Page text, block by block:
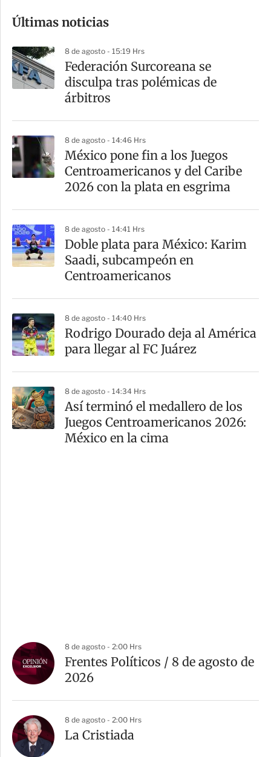
m
a
r
t
Últimas noticias
8 de agosto - 15:19 Hrs
Federación Surcoreana se
disculpa tras polémicas de
árbitros
8 de agosto - 14:46 Hrs
México pone fin a los Juegos
Centroamericanos y del Caribe
2026 con la plata en esgrima
8 de agosto - 14:41 Hrs
Doble plata para México: Karim
Saadi, subcampeón en
Centroamericanos
8 de agosto - 14:40 Hrs
Rodrigo Dourado deja al América
para llegar al FC Juárez
8 de agosto - 14:34 Hrs
Así terminó el medallero de los
Juegos Centroamericanos 2026:
México en la cima
8 de agosto - 2:00 Hrs
Frentes Políticos / 8 de agosto de
2026
8 de agosto - 2:00 Hrs
La Cristiada